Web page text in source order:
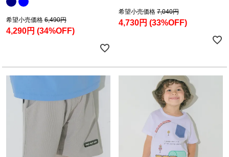
希望小売価格 6,490円
4,290円 (34%OFF)
希望小売価格 7,040円
4,730円 (33%OFF)